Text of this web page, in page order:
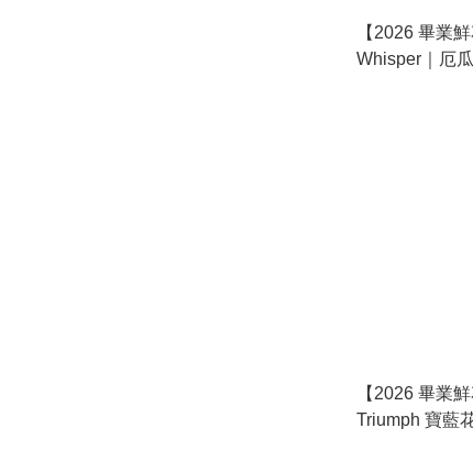
【2026 畢業
Whisper｜厄
【2026 畢業
Triumph 寶藍